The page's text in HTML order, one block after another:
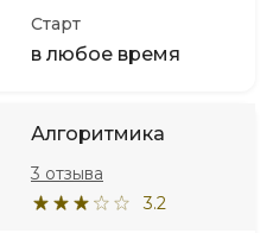
Старт
в любое время
Алгоритмика
3.2
3 отзыва